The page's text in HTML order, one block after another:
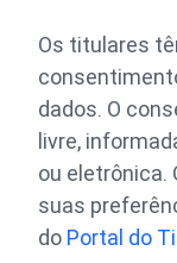
Os titulares
dados. O
livre,
ou eletrônica.
suas
do Portal do